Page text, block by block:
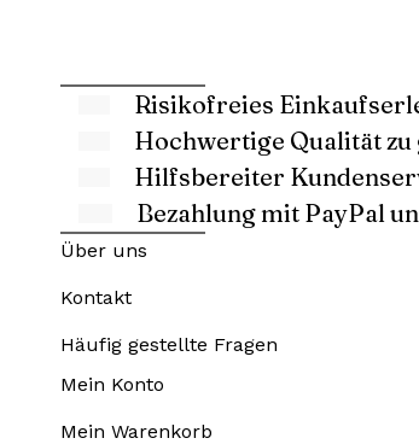
Risikofreies
Hochwertige Qualität
Hilfsbereiter
Bezahlung mit PayPal
Über uns
Kontakt
Häufig gestellte Fragen
Mein Konto
Mein Warenkorb